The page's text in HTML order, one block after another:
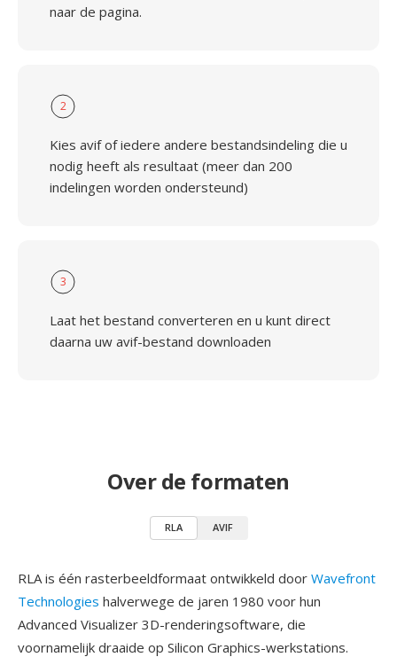
naar de pagina.
2
Kies avif of iedere andere bestandsindeling die u
nodig heeft als resultaat (meer dan 200
indelingen worden ondersteund)
3
Laat het bestand converteren en u kunt direct
daarna uw avif-bestand downloaden
Over de formaten
RLA AVIF
RLA is één rasterbeeldformaat ontwikkeld door Wavefront
Technologies halverwege de jaren 1980 voor hun
Advanced Visualizer 3D-renderingsoftware, die
voornamelijk draaide op Silicon Graphics-werkstations.